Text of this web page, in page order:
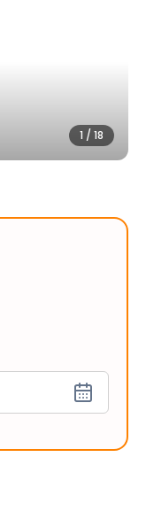
1 / 18